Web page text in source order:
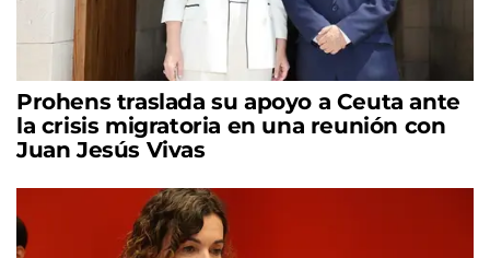
Prohens traslada su apoyo a Ceuta ante
la crisis migratoria en una reunión con
Juan Jesús Vivas